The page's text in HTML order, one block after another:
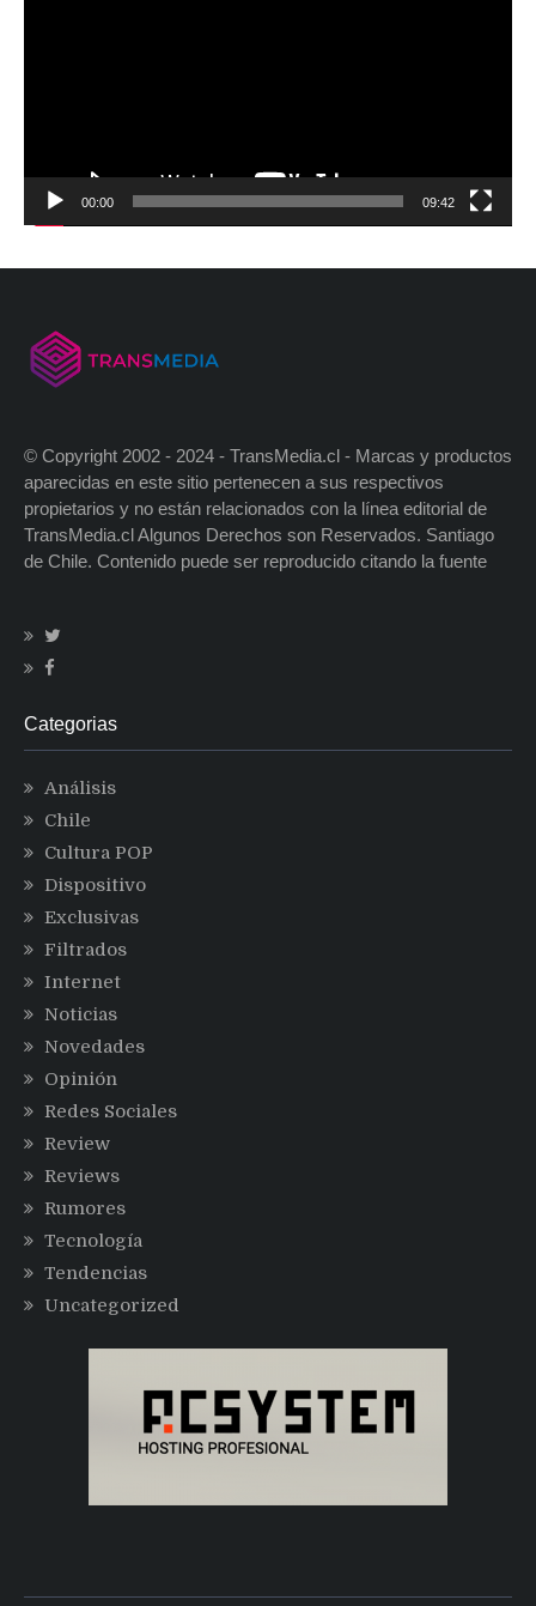
00:00 09:42
© Copyright 2002 - 2024 - TransMedia.cl - Marcas y productos
aparecidas en este sitio pertenecen a sus respectivos
propietarios y no están relacionados con la línea editorial de
TransMedia.cl Algunos Derechos son Reservados. Santiago
de Chile. Contenido puede ser reproducido citando la fuente
Categorias
Análisis
Chile
Cultura POP
Dispositivo
Exclusivas
Filtrados
Internet
Noticias
Novedades
Opinión
Redes Sociales
Review
Reviews
Rumores
Tecnología
Tendencias
Uncategorized